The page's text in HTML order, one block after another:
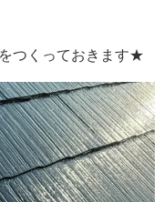
つくっておきます★